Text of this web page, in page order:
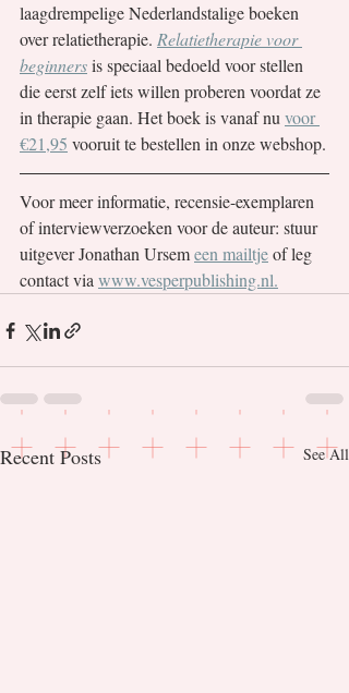
laagdrempelige Nederlandstalige boeken
over relatietherapie. Relatietherapie voor
beginnersis speciaal bedoeld voor stellen
die eerst zelf iets willen proberen voordat ze
in therapie gaan. Het boek is vanaf nu voor
€21,95 vooruit te bestellen in onze webshop.
Voor meer informatie, recensie-exemplaren
of interviewverzoeken voor de auteur: stuur
uitgever Jonathan Ursem een mailtje of leg
contact via www.vesperpublishing.nl.
Recent Posts See All